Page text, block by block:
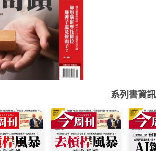
系列書資訊